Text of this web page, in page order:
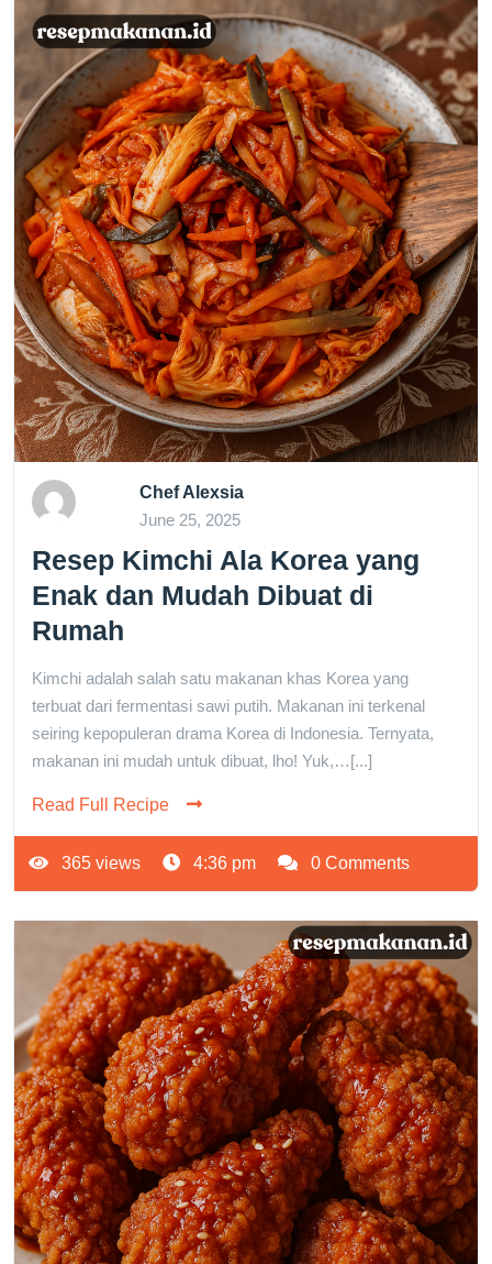
Chef Alexsia
June 25, 2025
Resep Kimchi Ala Korea yang
Enak dan Mudah Dibuat di
Rumah
Kimchi adalah salah satu makanan khas Korea yang
terbuat dari fermentasi sawi putih. Makanan ini terkenal
seiring kepopuleran drama Korea di Indonesia. Ternyata,
makanan ini mudah untuk dibuat, lho! Yuk,…[...]
Read Full Recipe
365 views 4:36 pm 0 Comments